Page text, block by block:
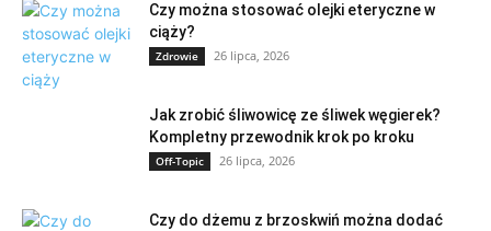
Czy można stosować olejki eteryczne w
ciąży?
Zdrowie 26 lipca, 2026
Jak zrobić śliwowicę ze śliwek węgierek?
Kompletny przewodnik krok po kroku
Off-Topic 26 lipca, 2026
Czy do dżemu z brzoskwiń można dodać